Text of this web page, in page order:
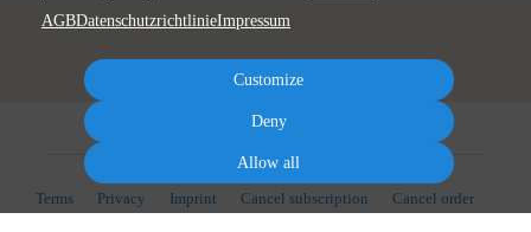
Terms Privacy Imprint Cancel subscription Cancel order
AGBDatenschutzrichtlinieImpressum
Customize
Deny
Allow all